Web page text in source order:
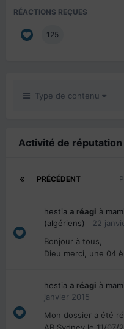
RÉACTIONS REÇUES
125
Type de contenu
Activité de réputation
PRÉCÉDENT
hestia a réagi à
(algériens)
22
Bonjour à tous,
Dieu merci, une 04
hestia a réagi à
janvier 2015
Mon dossier a été